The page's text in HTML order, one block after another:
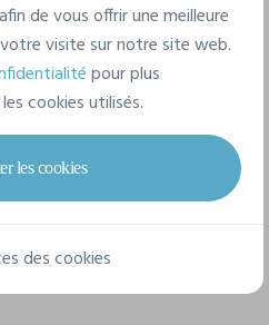
XL XXL
de vous offrir une meilleure
visite sur notre site web.
pour plus
cookies utilisés.
les cookies
des cookies